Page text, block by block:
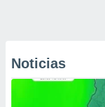
Noticias